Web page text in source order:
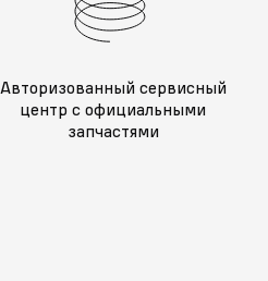
Авторизованный сервисный
центр с официальными
запчастями